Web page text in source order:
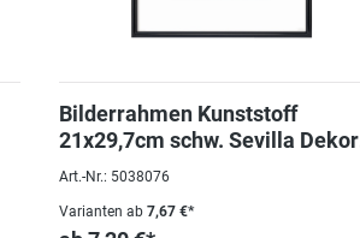
Bilderrahmen Kunststoff
21x29,7cm schw. Sevilla Dekor
A4
Art.-Nr.: 5038076
Varianten ab 7,67 €*